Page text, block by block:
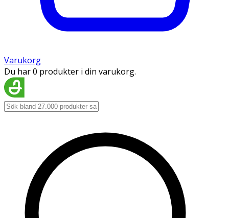
Varukorg
Du har 0 produkter i din varukorg.